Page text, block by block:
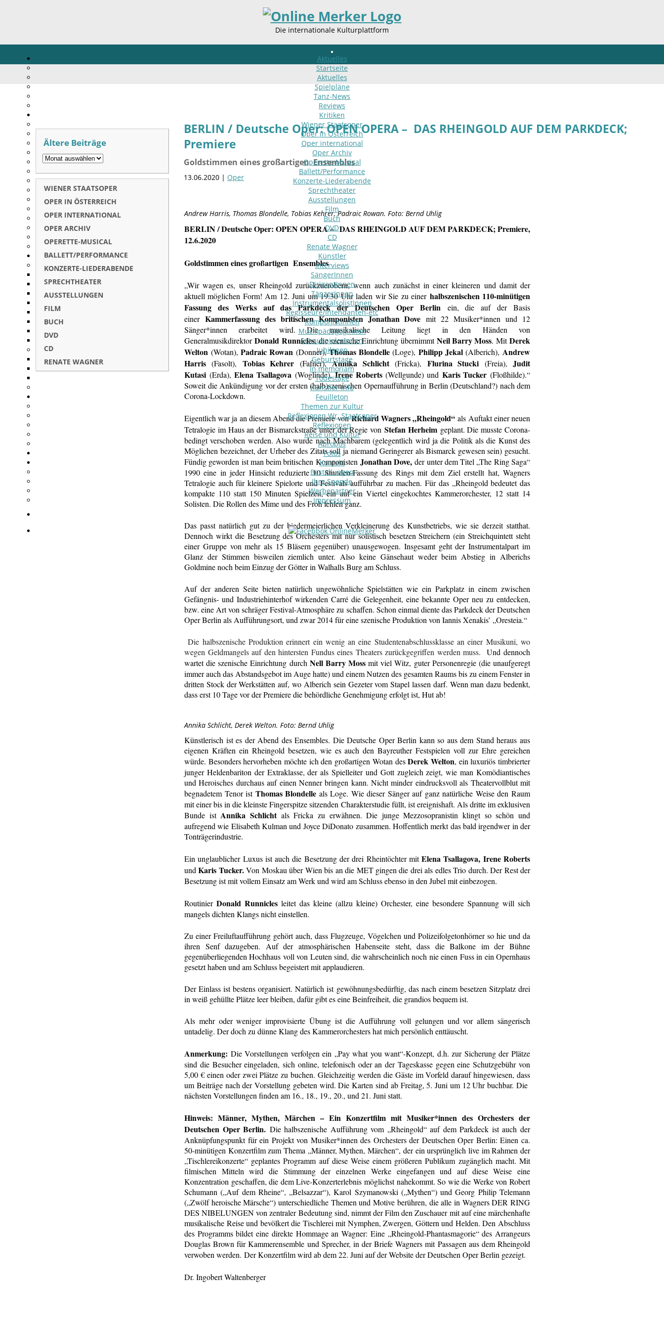
Die internationale Kulturplattform
Aktuelles
Startseite
Aktuelles
Spielpläne
Tanz-News
Reviews
Kritiken
Wiener Staatsoper
Oper in Österreich
Oper international
Oper Archiv
Operette-Musical
Ballett/Performance
Konzerte-Liederabende
Sprechtheater
Ausstellungen
Film
Buch
DVD
CD
Renate Wagner
Künstler
Interviews
SängerInnen
DirigentInnen
TänzerInnen
InstrumentalsolistInnen
Regisseure/Intendanten-etc
KomponistInnen
MusikpädagogInnen
SchauspielerInnen
Jubilaeen
Geburtstage
In memoriam
Todestage
Künstler-Info
Feuilleton
Themen zur Kultur
Reflexionen Wr. Staatsoper
Reflexionen
Reise und Kultur
Apropos
Fotos
Kontakt
Bestellungen
Ihre Spende
Werbepartner
Impressum
BERLIN / Deutsche Oper: OPEN OPERA – DAS RHEINGOLD AUF DEM PARKDECK;
Premiere
Goldstimmen eines großartigen Ensembles
13.06.2020 | Oper
Andrew Harris, Thomas Blondelle, Tobias Kehrer, Padraic Rowan. Foto: Bernd Uhlig
BERLIN / Deutsche Oper: OPEN OPERA – DAS RHEINGOLD AUF DEM PARKDECK; Premiere,
12.6.2020
Goldstimmen eines großartigen Ensembles
„Wir wagen es, unser Rheingold zurückzuerobern, wenn auch zunächst in einer kleineren und damit der
aktuell möglichen Form! Am 12. Juni um 19.30 Uhr laden wir Sie zu einer halbszenischen 110-minütigen
Fassung des Werks auf das Parkdeck der Deutschen Oper Berlin ein, die auf der Basis
einer Kammerfassung des britischen Komponisten Jonathan Dove mit 22 Musiker*innen und 12
Sänger*innen erarbeitet wird. Die musikalische Leitung liegt in den Händen von
GeneralmusikdirektorDonald Runnicles, die szenische Einrichtung übernimmtNeil Barry Moss. MitDerek
Welton (Wotan),Padraic Rowan (Donner),Thomas Blondelle(Loge),Philipp Jekal(Alberich), Andrew
Harris (Fasolt), Tobias Kehrer (Fafner),Annika Schlicht(Fricka), Flurina Stucki (Freia),Judit
Kutasi (Erda),Elena Tsallagova (Woglinde),Irene Roberts(Wellgunde) und Karis Tucker (Floßhilde).“
Soweit die Ankündigung vor der ersten (halb)szenischen Opernaufführung in Berlin (Deutschland?) nach dem
Corona-Lockdown.
Eigentlich war ja an diesem Abend die Premiere vonRichard Wagners „Rheingold“ als Auftakt einer neuen
Tetralogie im Haus an der Bismarckstraße unter der Regie von Stefan Herheim geplant. Die musste Corona-
bedingt verschoben werden. Also wurde nach Machbarem (gelegentlich wird ja die Politik als die Kunst des
Möglichen bezeichnet, der Urheber des Zitats soll ja niemand Geringerer als Bismarck gewesen sein) gesucht.
Fündig geworden ist man beim britischen Komponisten Jonathan Dove,der unter dem Titel „The Ring Saga“
1990 eine in jeder Hinsicht reduzierte 10 Stunden-Fassung des Rings mit dem Ziel erstellt hat, Wagners
Tetralogie auch für kleinere Spielorte und Festivals aufführbar zu machen. Für das „Rheingold bedeutet das
kompakte 110 statt 150 Minuten Spielzeit, ein auf ein Viertel eingekochtes Kammerorchester, 12 statt 14
Solisten. Die Rollen des Mime und des Froh fehlen ganz.
Das passt natürlich gut zu der biedermeierlichen Verkleinerung des Kunstbetriebs, wie sie derzeit statthat.
Dennoch wirkt die Besetzung des Orchesters mit nur solistisch besetzen Streichern (ein Streichquintett steht
einer Gruppe von mehr als 15 Bläsern gegenüber) unausgewogen. Insgesamt geht der Instrumentalpart im
Glanz der Stimmen bisweilen ziemlich unter. Also keine Gänsehaut weder beim Abstieg in Alberichs
Goldmine noch beim Einzug der Götter in Walhalls Burg am Schluss.
Auf der anderen Seite bieten natürlich ungewöhnliche Spielstätten wie ein Parkplatz in einem zwischen
Gefängnis- und Industriehinterhof wirkenden Carré die Gelegenheit, eine bekannte Oper neu zu entdecken,
bzw. eine Art von schräger Festival-Atmosphäre zu schaffen. Schon einmal diente das Parkdeck der Deutschen
Oper Berlin als Aufführungsort, und zwar 2014 für eine szenische Produktion von Iannis Xenakis’ „Oresteia.“
Die halbszenische Produktion erinnert ein wenig an eine Studentenabschlussklasse an einer Musikuni, wo
wegen Geldmangels auf den hintersten Fundus eines Theaters zurückgegriffen werden muss.
Und dennoch
wartet die szenische Einrichtung durch Nell Barry Mossmit viel Witz, guter Personenregie (die unaufgeregt
immer auch das Abstandsgebot im Auge hatte) und einem Nutzen des gesamten Raums bis zu einem Fenster in
dritten Stock der Werkstätten auf, wo Alberich sein Gezeter vom Stapel lassen darf. Wenn man dazu bedenkt,
dass erst 10 Tage vor der Premiere die behördliche Genehmigung erfolgt ist, Hut ab!
Annika Schlicht, Derek Welton. Foto: Bernd Uhlig
Künstlerisch ist es der Abend des Ensembles. Die Deutsche Oper Berlin kann so aus dem Stand heraus aus
eigenen Kräften ein Rheingold besetzen, wie es auch den Bayreuther Festspielen voll zur Ehre gereichen
würde. Besonders hervorheben möchte ich den großartigen Wotan desDerek Welton, ein luxuriös timbrierter
junger Heldenbariton der Extraklasse, der als Spielleiter und Gott zugleich zeigt, wie man Komödiantisches
und Heroisches durchaus auf einen Nenner bringen kann. Nicht minder eindrucksvoll als Theatervollblut mit
begnadetem Tenor ist Thomas Blondelle als Loge. Wie dieser Sänger auf ganz natürliche Weise den Raum
mit einer bis in die kleinste Fingerspitze sitzenden Charakterstudie füllt, ist ereignishaft. Als dritte im exklusiven
Bunde ist Annika Schlichtals Fricka zu erwähnen. Die junge Mezzosopranistin klingt so schön und
aufregend wie Elisabeth Kulman und Joyce DiDonato zusammen. Hoffentlich merkt das bald irgendwer in der
Tonträgerindustrie.
Ein unglaublicher Luxus ist auch die Besetzung der drei Rheintöchter mitElena Tsallagova, Irene Roberts
und Karis Tucker.Von Moskau über Wien bis an die MET gingen die drei als edles Trio durch. Der Rest der
Besetzung ist mit vollem Einsatz am Werk und wird am Schluss ebenso in den Jubel mit einbezogen.
Routinier Donald Runnicles leitet das kleine (allzu kleine) Orchester, eine besondere Spannung will sich
mangels dichten Klangs nicht einstellen.
Zu einer Freiluftaufführung gehört auch, dass Flugzeuge, Vögelchen und Polizeifolgetonhörner so hie und da
ihren Senf dazugeben. Auf der atmosphärischen Habenseite steht, dass die Balkone im der Bühne
gegenüberliegenden Hochhaus voll von Leuten sind, die wahrscheinlich noch nie einen Fuss in ein Opernhaus
gesetzt haben und am Schluss begeistert mit applaudieren.
Der Einlass ist bestens organisiert. Natürlich ist gewöhnungsbedürftig, das nach einem besetzen Sitzplatz drei
in weiß gehüllte Plätze leer bleiben, dafür gibt es eine Beinfreiheit, die grandios bequem ist.
Als mehr oder weniger improvisierte Übung ist die Aufführung voll gelungen und vor allem sängerisch
untadelig. Der doch zu dünne Klang des Kammerorchesters hat mich persönlich enttäuscht.
Anmerkung: Die Vorstellungen verfolgen ein „Pay what you want“-Konzept, d.h. zur Sicherung der Plätze
sind die Besucher eingeladen, sich online, telefonisch oder an der Tageskasse gegen eine Schutzgebühr von
5,00 € einen oder zwei Plätze zu buchen. Gleichzeitig werden die Gäste im Vorfeld darauf hingewiesen, dass
um Beiträge nach der Vorstellung gebeten wird. Die Karten sind ab Freitag, 5. Juni um 12 Uhr buchbar. Die
nächsten Vorstellungen finden am 16., 18., 19., 20., und 21. Juni statt.
Hinweis: Männer, Mythen, Märchen – Ein Konzertfilm mit Musiker*innen des Orchesters der
Deutschen Oper Berlin. Die halbszenische Aufführung vom „Rheingold“ auf dem Parkdeck ist auch der
Anknüpfungspunkt für ein Projekt von Musiker*innen des Orchesters der Deutschen Oper Berlin: Einen ca.
50-minütigen Konzertfilm zum Thema „Männer, Mythen, Märchen“, der ein ursprünglich live im Rahmen der
„Tischlereikonzerte“ geplantes Programm auf diese Weise einem größeren Publikum zugänglich macht. Mit
filmischen Mitteln wird die Stimmung der einzelnen Werke eingefangen und auf diese Weise eine
Konzentration geschaffen, die dem Live-Konzerterlebnis möglichst nahekommt. So wie die Werke von Robert
Schumann („Auf dem Rheine“, „Belsazzar“), Karol Szymanowski („Mythen“) und Georg Philip Telemann
(„Zwölf heroische Märsche“) unterschiedliche Themen und Motive berühren, die alle in Wagners DER RING
DES NIBELUNGEN von zentraler Bedeutung sind, nimmt der Film den Zuschauer mit auf eine märchenhafte
musikalische Reise und bevölkert die Tischlerei mit Nymphen, Zwergen, Göttern und Helden. Den Abschluss
des Programms bildet eine direkte Hommage an Wagner: Eine „Rheingold-Phantasmagorie“ des Arrangeurs
Douglas Brown für Kammerensemble und Sprecher, in der Briefe Wagners mit Passagen aus dem Rheingold
verwoben werden. Der Konzertfilm wird ab dem 22. Juni auf der Website der Deutschen Oper Berlin gezeigt.
Dr. Ingobert Waltenberger
Ältere Beiträge
WIENER STAATSOPER
OPER IN ÖSTERREICH
OPER INTERNATIONAL
OPER ARCHIV
OPERETTE-MUSICAL
BALLETT/PERFORMANCE
KONZERTE-LIEDERABENDE
SPRECHTHEATER
AUSSTELLUNGEN
FILM
BUCH
DVD
CD
RENATE WAGNER